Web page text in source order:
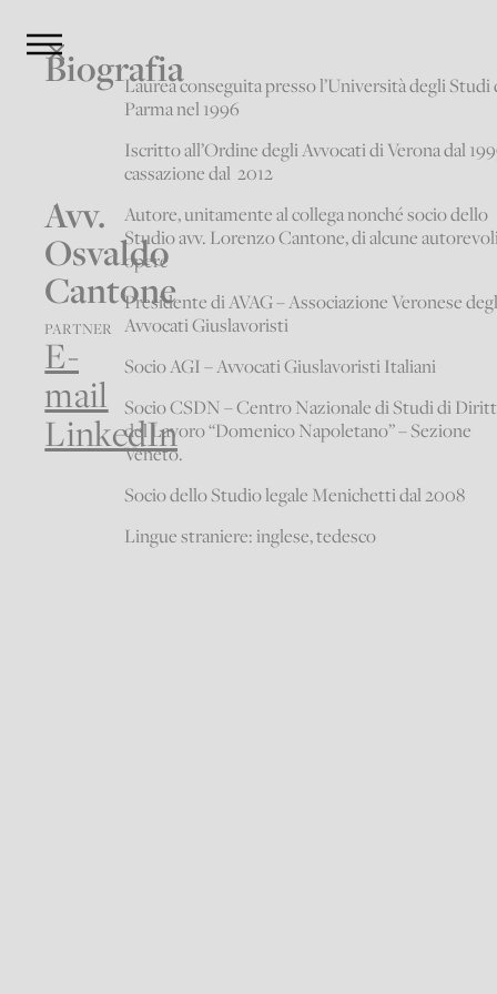
Biografia
Avv.
Osvaldo
Cantone
PARTNER
E-
mail
LinkedIn
Laurea conseguita presso l’Università degli Studi
Parma nel 1996
Iscritto all’Ordine degli Avvocati di Verona dal
cassazione dal 2012
Autore, unitamente al collega nonché socio dello
Studio avv. Lorenzo Cantone, di alcune
opere
Presidente di AVAG – Associazione Veronese
Avvocati Giuslavoristi
Socio AGI – Avvocati Giuslavoristi Italiani
Socio CSDN – Centro Nazionale di Studi di
del Lavoro “Domenico Napoletano” – Sezione
Veneto.
Socio dello Studio legale Menichetti dal 2008
Lingue straniere: inglese, tedesco